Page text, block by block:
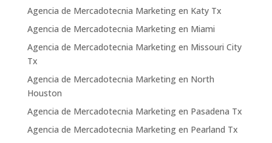
Agencia de Mercadotecnia Marketing en Katy Tx
Agencia de Mercadotecnia Marketing en Miami
Agencia de Mercadotecnia Marketing en Missouri City
Tx
Agencia de Mercadotecnia Marketing en North
Houston
Agencia de Mercadotecnia Marketing en Pasadena Tx
Agencia de Mercadotecnia Marketing en Pearland Tx